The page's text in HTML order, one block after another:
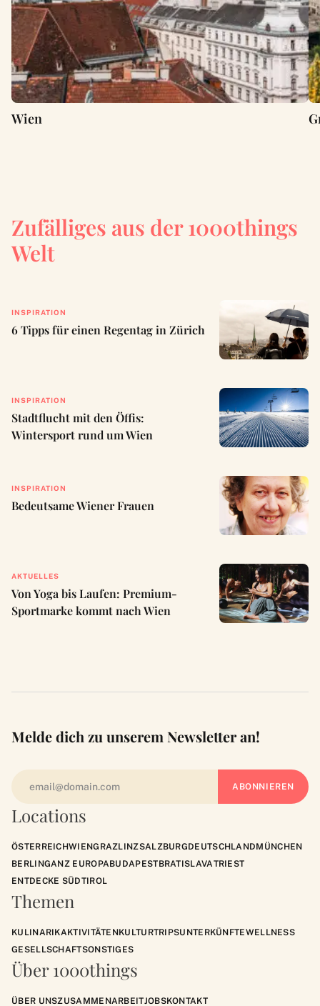
Wien
Zufälliges aus der 1000things
Welt
INSPIRATION
6 Tipps für einen Regentag in Zürich
INSPIRATION
Stadtflucht mit den Öffis:
Wintersport rund um Wien
INSPIRATION
Bedeutsame Wiener Frauen
AKTUELLES
Von Yoga bis Laufen: Premium-
Sportmarke kommt nach Wien
Locations
ÖSTERREICHWIENGRAZLINZSALZBURGDEUTSCHLANDMÜNCHEN
BERLINGANZ EUROPABUDAPESTBRATISLAVATRIEST
ENTDECKE SÜDTIROL
Themen
KULINARIKAKTIVITÄTENKULTURTRIPSUNTERKÜNFTEWELLNESS
GESELLSCHAFTSONSTIGES
Über 1000things
ÜBER UNSZUSAMMENARBEITJOBSKONTAKT
Melde dich zu unserem Newsletter an!